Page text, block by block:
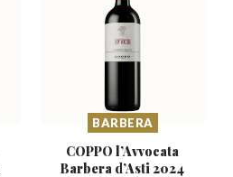
BARBERA
COPPO l’Avvocata
Barbera d’Asti 2024